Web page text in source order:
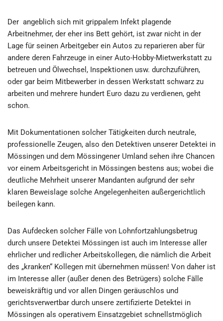
Der angeblich sich mit grippalem Infekt plagende
Arbeitnehmer, der eher ins Bett gehört, ist zwar nicht in der
Lage für seinen Arbeitgeber ein Autos zu reparieren aber für
andere deren Fahrzeuge in einer Auto-Hobby-Mietwerkstatt zu
betreuen und Ölwechsel, Inspektionen usw. durchzuführen,
oder gar beim Mitbewerber in dessen Werkstatt schwarz zu
arbeiten und mehrere hundert Euro dazu zu verdienen, geht
schon.
Mit Dokumentationen solcher Tätigkeiten durch neutrale,
professionelle Zeugen, also den Detektiven unserer Detektei in
Mössingen und dem Mössingener Umland sehen ihre Chancen
vor einem Arbeitsgericht in Mössingen bestens aus; wobei die
deutliche Mehrheit unserer Mandanten aufgrund der sehr
klaren Beweislage solche Angelegenheiten außergerichtlich
beilegen kann.
Das Aufdecken solcher Fälle von Lohnfortzahlungsbetrug
durch unsere Detektei Mössingen ist auch im Interesse aller
ehrlicher und redlicher Arbeitskollegen, die nämlich die Arbeit
des „kranken“ Kollegen mit übernehmen müssen! Von daher ist
im Interesse aller (außer denen des Betrügers) solche Fälle
beweiskräftig und vor allen Dingen geräuschlos und
gerichtsverwertbar durch unsere zertifizierte Detektei in
Mössingen als operativem Einsatzgebiet schnellstmöglich